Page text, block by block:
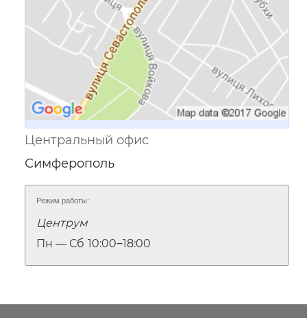
Центральный офис
Симферополь
Режим работы:
Центрум
Пн — Сб 10:00‒18:00